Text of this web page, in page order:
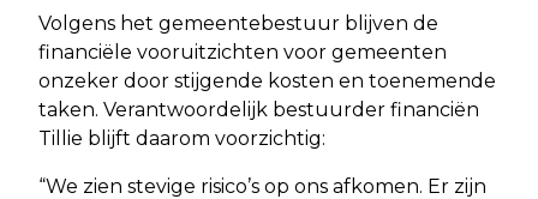
Volgens het gemeentebestuur blijven de
financiële vooruitzichten voor gemeenten
onzeker door stijgende kosten en toenemende
taken. Verantwoordelijk bestuurder financiën
Tillie blijft daarom voorzichtig:
“We zien stevige risico’s op ons afkomen. Er zijn